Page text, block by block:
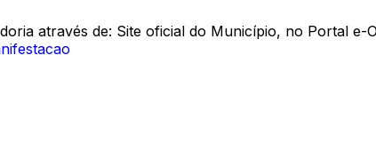
através de: Site oficial do Município, no Portal e-